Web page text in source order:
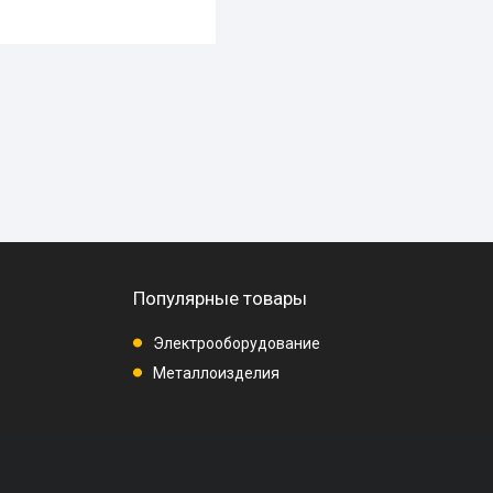
Популярные товары
Электрооборудование
Металлоизделия